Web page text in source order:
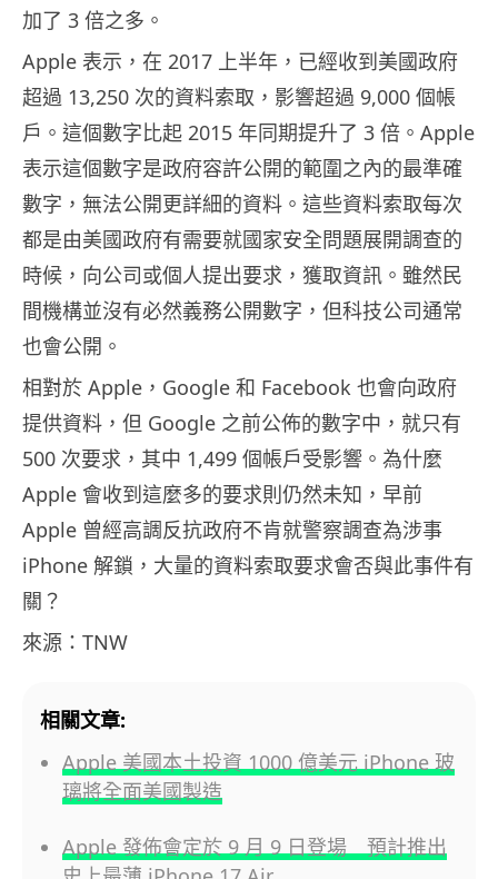
加了 3 倍之多。
Apple 表示，在 2017 上半年，已經收到美國政府
超過 13,250 次的資料索取，影響超過 9,000 個帳
戶。這個數字比起 2015 年同期提升了 3 倍。Apple
表示這個數字是政府容許公開的範圍之內的最準確
數字，無法公開更詳細的資料。這些資料索取每次
都是由美國政府有需要就國家安全問題展開調查的
時候，向公司或個人提出要求，獲取資訊。雖然民
間機構並沒有必然義務公開數字，但科技公司通常
也會公開。
相對於 Apple，Google 和 Facebook 也會向政府
提供資料，但 Google 之前公佈的數字中，就只有
500 次要求，其中 1,499 個帳戶受影響。為什麼
Apple 會收到這麼多的要求則仍然未知，早前
Apple 曾經高調反抗政府不肯就警察調查為涉事
iPhone 解鎖，大量的資料索取要求會否與此事件有
關？
來源：TNW
相關文章:
Apple 美國本土投資 1000 億美元 iPhone 玻
璃將全面美國製造
Apple 發佈會定於 9 月 9 日登場 預計推出